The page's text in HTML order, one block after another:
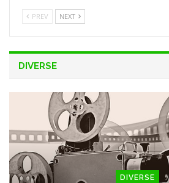
PREV NEXT
DIVERSE
DIVERSE